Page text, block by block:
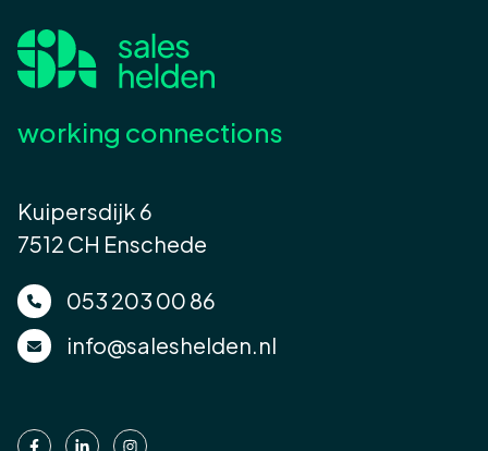
working connections
Kuipersdijk 6
7512 CH Enschede
053 203 00 86
info@saleshelden.nl